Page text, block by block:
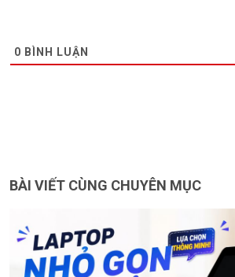
0 BÌNH LUẬN
BÀI VIẾT CÙNG CHUYÊN MỤC